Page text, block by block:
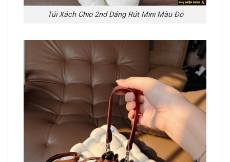
Túi Xách Chio 2nd Dáng Rút Mini Màu Đỏ